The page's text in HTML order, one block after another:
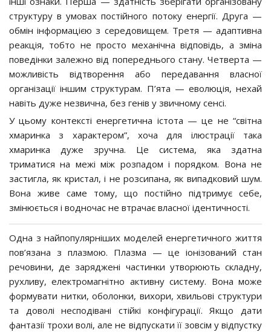
структуру в умовах постійного потоку енергії. Друга —
обмін інформацією з середовищем. Третя — адаптивна
реакція, тобто не просто механічна відповідь, а зміна
поведінки залежно від попереднього стану. Четверта —
можливість відтворення або передавання власної
організації іншим структурам. П’ята — еволюція, нехай
навіть дуже незвична, без генів у звичному сенсі.
У цьому контексті енергетична істота — це не “світна
хмаринка з характером”, хоча для ілюстрації така
хмаринка дуже зручна. Це система, яка здатна
триматися на межі між розпадом і порядком. Вона не
застигла, як кристал, і не розсипана, як випадковий шум.
Вона живе саме тому, що постійно підтримує себе,
змінюється і водночас не втрачає власної ідентичності.
Одна з найпопулярніших моделей енергетичного життя
пов’язана з плазмою. Плазма — це іонізований стан
речовини, де заряджені частинки утворюють складну,
рухливу, електромагнітно активну систему. Вона може
формувати нитки, оболонки, вихори, хвильові структури
та доволі несподівані стійкі конфігурації. Якщо дати
фантазії трохи волі, але не відпускати її зовсім у відпустку